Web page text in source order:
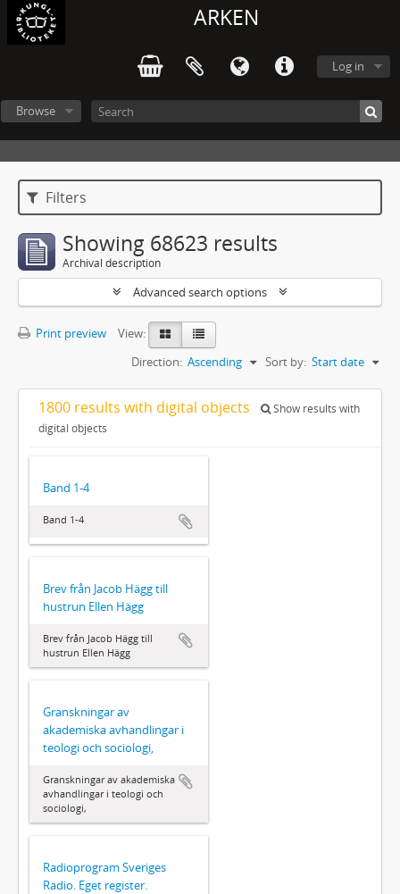
ARKEN
Log in
Browse
Filters
Showing 68623 results
Archival description
Advanced search options
Print preview
View:
Sort by: Start date
Direction: Ascending
1800 results with digital objects
Show results with
digital objects
Band 1-4
Band 1-4
Brev från Jacob Hägg till
hustrun Ellen Hägg
Brev från Jacob Hägg till
hustrun Ellen Hägg
Granskningar av
akademiska avhandlingar i
teologi och sociologi,
Granskningar av akademiska
avhandlingar i teologi och
sociologi,
Radioprogram Sveriges
Radio. Eget register.